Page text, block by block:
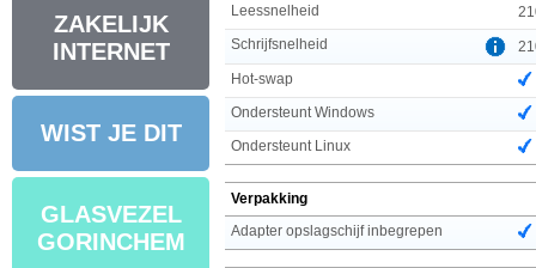
ZAKELIJK
INTERNET
WIST JE DIT
GLASVEZEL
GORINCHEM
Leessnelheid
Schrijfsnelheid
Hot-swap
Ondersteunt Windows
Ondersteunt Linux
Verpakking
Adapter opslagschijf inbegrepen